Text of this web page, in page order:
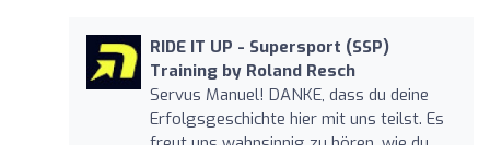
RIDE IT UP - Supersport (SSP)
Training by Roland Resch
Servus Manuel! DANKE, dass du deine
Erfolgsgeschichte hier mit uns teilst. Es